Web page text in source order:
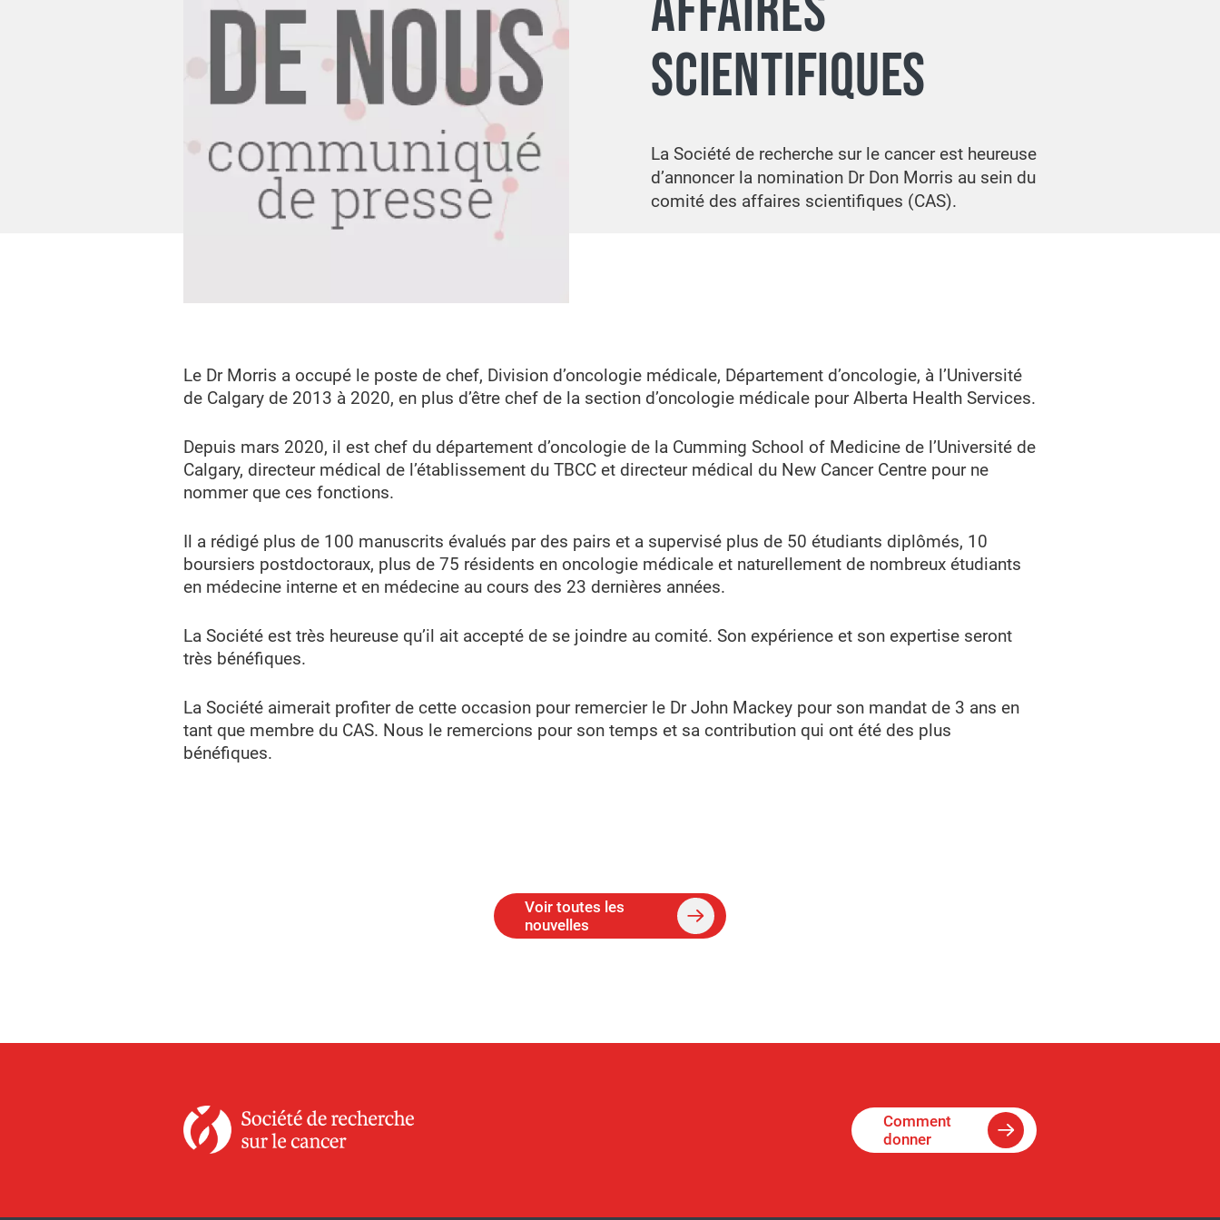
SCIENTIFIQUES
La Société de recherche sur le cancer est heureuse
d’annoncer la nomination Dr Don Morris au sein du
comité des affaires scientifiques (CAS).
Le Dr Morris a occupé le poste de chef, Division d’oncologie médicale, Département d’oncologie, à l’Université
de Calgary de 2013 à 2020, en plus d’être chef de la section d’oncologie médicale pour Alberta Health Services.
Depuis mars 2020, il est chef du département d’oncologie de la Cumming School of Medicine de l’Université de
Calgary, directeur médical de l’établissement du TBCC et directeur médical du New Cancer Centre pour ne
nommer que ces fonctions.
Il a rédigé plus de 100 manuscrits évalués par des pairs et a supervisé plus de 50 étudiants diplômés, 10
boursiers postdoctoraux, plus de 75 résidents en oncologie médicale et naturellement de nombreux étudiants
en médecine interne et en médecine au cours des 23 dernières années.
La Société est très heureuse qu’il ait accepté de se joindre au comité. Son expérience et son expertise seront
très bénéfiques.
La Société aimerait profiter de cette occasion pour remercier le Dr John Mackey pour son mandat de 3 ans en
tant que membre du CAS. Nous le remercions pour son temps et sa contribution qui ont été des plus
bénéfiques.
Voir toutes les
nouvelles
Comment
donner